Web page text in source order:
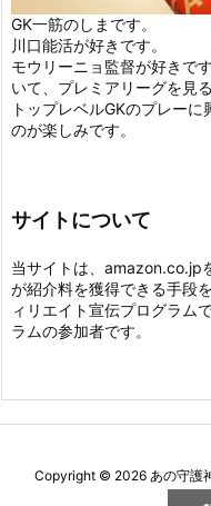
GK一筋のしまです。
川口能活が好きです。
モウリーニョ監督が好きで
いて、プレミアリーグを見
トップレベルGKのプレー
のが楽しみです。
サイトについて
当サイトは、amazon.co.jp
が紹介料を獲得できる手段
ィリエイト宣伝プログラム
ラムの参加者です。
Copyright © 2026 あの守護